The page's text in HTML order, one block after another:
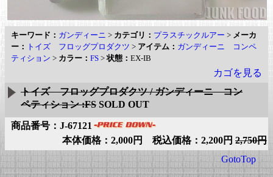
キーワード： ガンディーニ > カテゴリ： プラスチックルアー > メーカ
ー： トイズ フロッグプロダクツ > アイテム： ガンディーニ コンペ
ティション > カラー： FS >状態： EX-IB
カゴを見る
トイズ フロッグプロダクツ / ガンディーニ コン
ペティション :FS SOLD OUT
商品番号：J-67121
本体価格：2,000円 税込価格：2,200円 2,750円
GotoTop